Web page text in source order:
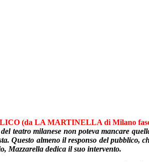
(da LA MARTINELLA di Milano
teatro milanese non poteva mancare
Questo almeno il responso del
Mazzarella dedica il suo intervento.